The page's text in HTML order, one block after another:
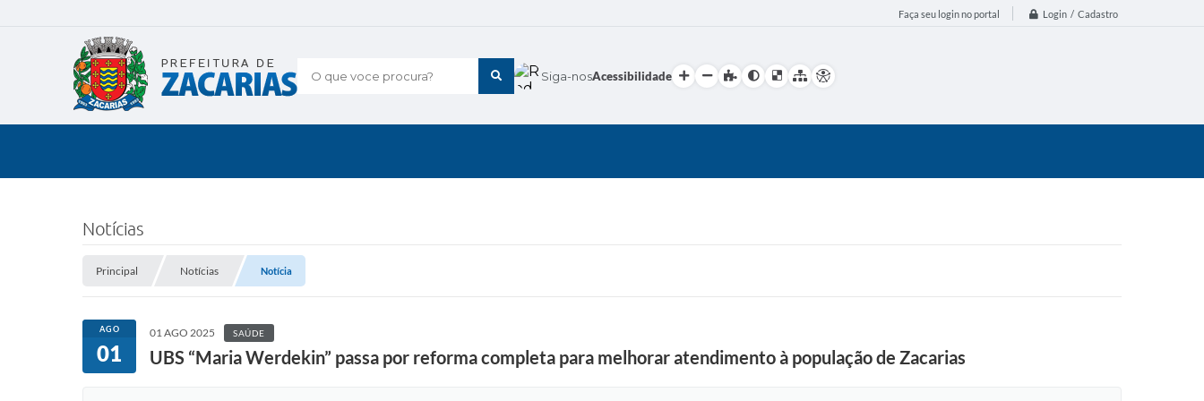
Faça seu login no portal Login / Cadastro
O que voce procura? Siga-nosAcessibilidade
Notícias
Principal Notícias Notícia
AGO
01
01 AGO 2025 SAÚDE
UBS “Maria Werdekin” passa por reforma completa para melhorar atendimento à população de Zacarias
r
a